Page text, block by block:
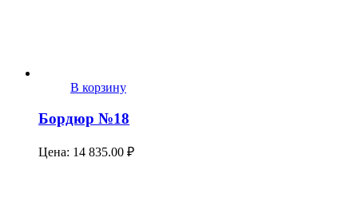
В корзину
Бордюр №18
Цена: 14 835.00 ₽